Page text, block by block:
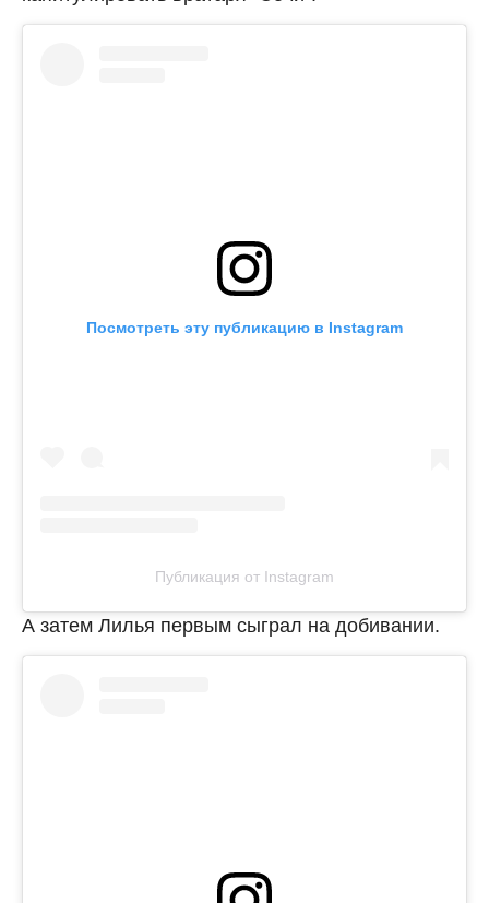
Посмотреть эту публикацию в Instagram
Публикация от Instagram
А затем Лилья первым сыграл на добивании.